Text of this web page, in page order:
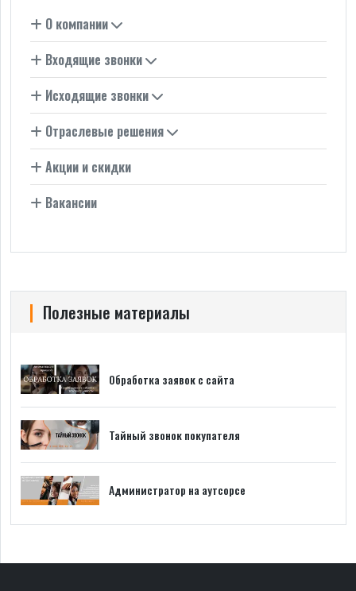
О компании
Входящие звонки
Исходящие звонки
Отраслевые решения
Акции и скидки
Вакансии
Полезные материалы
Обработка заявок с сайта
Тайный звонок покупателя
Администратор на аутсорсе